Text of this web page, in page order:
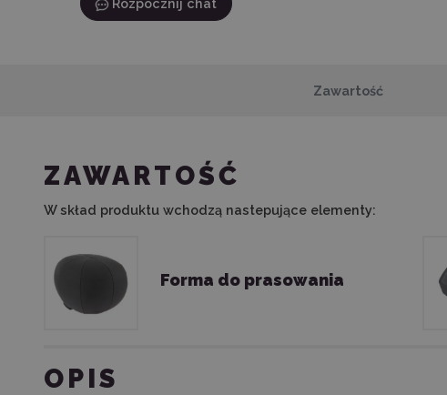
Rozpocznij chat
Zawartość
ZAWARTOŚĆ
W skład produktu wchodzą nastepujące elementy:
Forma do prasowania
OPIS